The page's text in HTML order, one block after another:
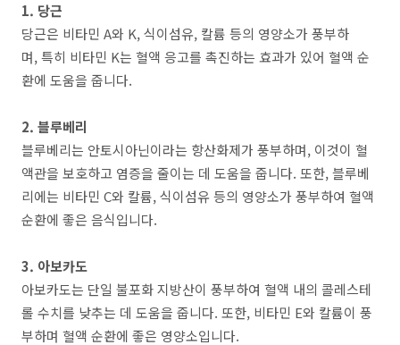
1. 당근
당근은 비타민 A와 K, 식이섬유, 칼륨 등의 영양소가 풍부하
며, 특히 비타민 K는 혈액 응고를 촉진하는 효과가 있어 혈액 순
환에 도움을 줍니다.
2. 블루베리
블루베리는 안토시아닌이라는 항산화제가 풍부하며, 이것이 혈
액관을 보호하고 염증을 줄이는 데 도움을 줍니다. 또한, 블루베
리에는 비타민 C와 칼륨, 식이섬유 등의 영양소가 풍부하여 혈액
순환에 좋은 음식입니다.
3. 아보카도
아보카도는 단일 불포화 지방산이 풍부하여 혈액 내의 콜레스테
롤 수치를 낮추는 데 도움을 줍니다. 또한, 비타민 E와 칼륨이 풍
부하며 혈액 순환에 좋은 영양소입니다.